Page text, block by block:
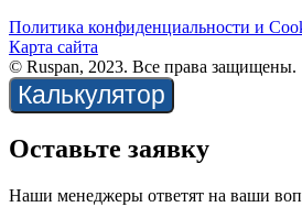
Политика конфиденциальности и
Карта сайта
© Ruspan, 2023. Все права защищены.
Калькулятор
Оставьте заявку
Наши менеджеры ответят на ваши